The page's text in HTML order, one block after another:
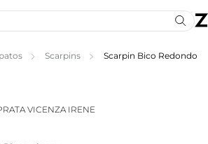
Scarpins Scarpin Bico Redondo
VICENZA IRENE